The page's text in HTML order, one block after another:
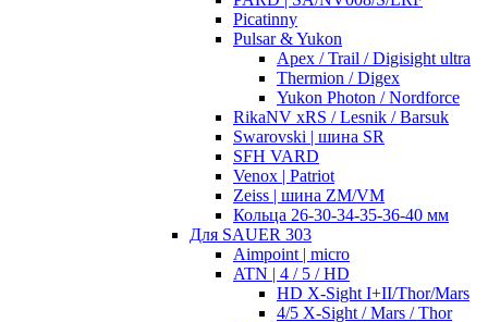
Picatinny
Pulsar & Yukon
Apex / Trail / Digisight ultra
Thermion / Digex
Yukon Photon / Nordforce
RikaNV xRS / Lesnik / Barsuk
Swarovski | шина SR
SFH VARD
Venox | Patriot
Zeiss | шина ZM/VM
Кольца 26-30-34-35-36-40 мм
Для SAUER 303
Aimpoint | micro
ATN | 4 / 5 / HD
HD X-Sight I+II/Thor/Mars
4/5 X-Sight / Mars / Thor